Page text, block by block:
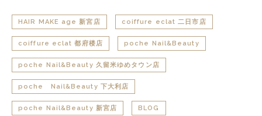
HAIR MAKE age 新宮店 coiffure eclat 二日市店
coiffure eclat 都府楼店 poche Nail&Beauty
poche Nail&Beauty 久留米ゆめタウン店
poche Nail&Beauty 下大利店
poche Nail&Beauty 新宮店 BLOG